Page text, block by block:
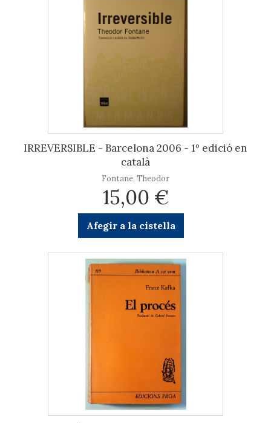
IRREVERSIBLE - Barcelona 2006 - 1º edició en
català
Fontane, Theodor
15,00 €
Afegir a la cistella